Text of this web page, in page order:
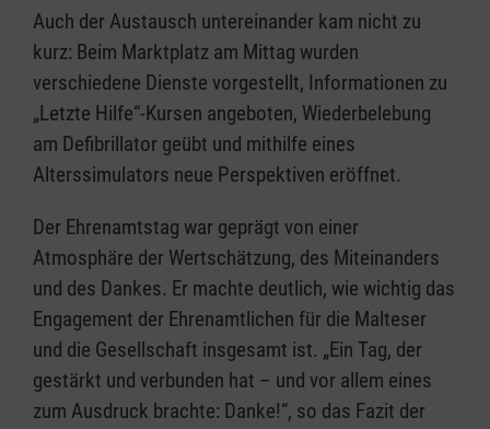
Auch der Austausch untereinander kam nicht zu
kurz: Beim Marktplatz am Mittag wurden
verschiedene Dienste vorgestellt, Informationen zu
„Letzte Hilfe“-Kursen angeboten, Wiederbelebung
am Defibrillator geübt und mithilfe eines
Alterssimulators neue Perspektiven eröffnet.
Der Ehrenamtstag war geprägt von einer
Atmosphäre der Wertschätzung, des Miteinanders
und des Dankes. Er machte deutlich, wie wichtig das
Engagement der Ehrenamtlichen für die Malteser
und die Gesellschaft insgesamt ist. „Ein Tag, der
gestärkt und verbunden hat – und vor allem eines
zum Ausdruck brachte: Danke!“, so das Fazit der